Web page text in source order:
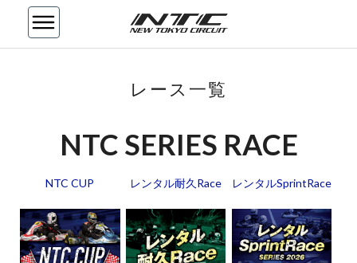
ー
覧
レース一覧
NTC SERIES RACE
NTC CUP レンタル耐久Race レンタルSprintRace